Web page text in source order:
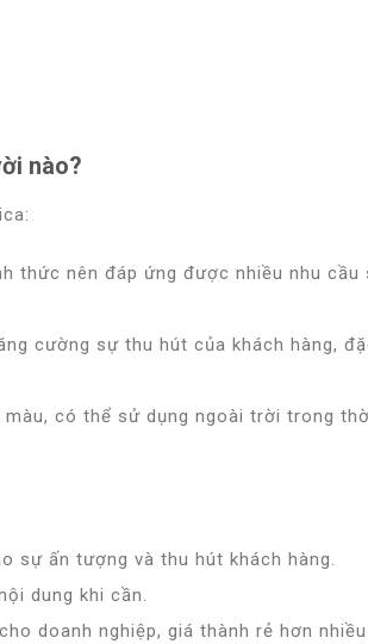
nào?
thức nên đáp ứng được nhiều nhu cầu
cường sự thu hút của khách hàng,
có thể sử dụng ngoài trời trong
sự ấn tượng và thu hút khách hàng.
dung khi cần.
doanh nghiệp, giá thành rẻ hơn